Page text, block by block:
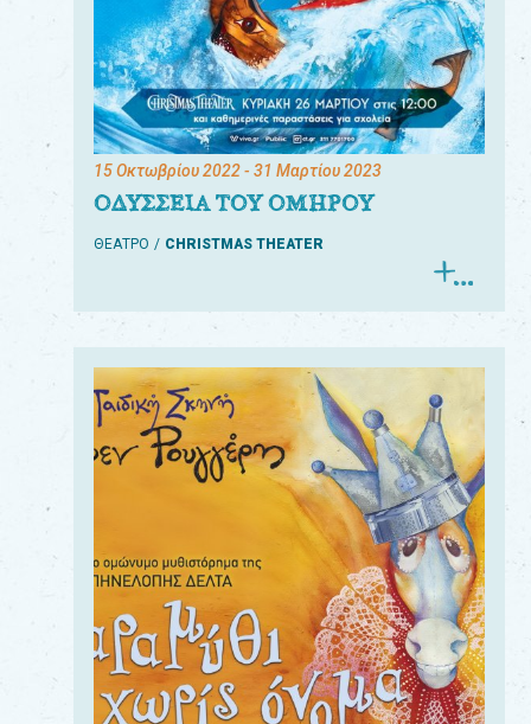
15 Οκτωβρίου 2022- 31 Μαρτίου 2023
ΟΔΥΣΣΕΙΑ ΤΟΥ ΟΜΗΡΟΥ
ΘΕΑΤΡΟ CHRISTMAS THEATER